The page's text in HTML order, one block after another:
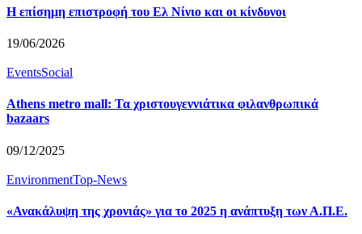
Η επίσημη επιστροφή του Ελ Νίνιο και οι κίνδυνοι
19/06/2026
EventsSocial
Athens metro mall: Τα χριστουγεννιάτικα φιλανθρωπικά
bazaars
09/12/2025
EnvironmentTop-News
«Ανακάλυψη της χρονιάς» για το 2025 η ανάπτυξη των Α.Π.Ε.